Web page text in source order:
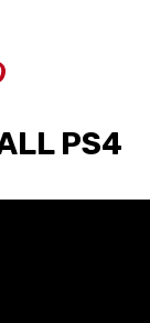
PS4